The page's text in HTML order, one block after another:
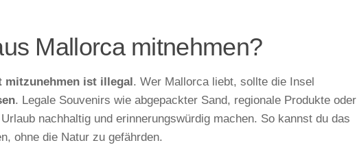
Mallorca mitnehmen?
mitzunehmen ist illegal. Wer Mallorca liebt, sollte die Insel
. Legale Souvenirs wie abgepackter Sand, regionale Produkte oder
nachhaltig und erinnerungswürdig machen. So kannst du das
ohne die Natur zu gefährden.